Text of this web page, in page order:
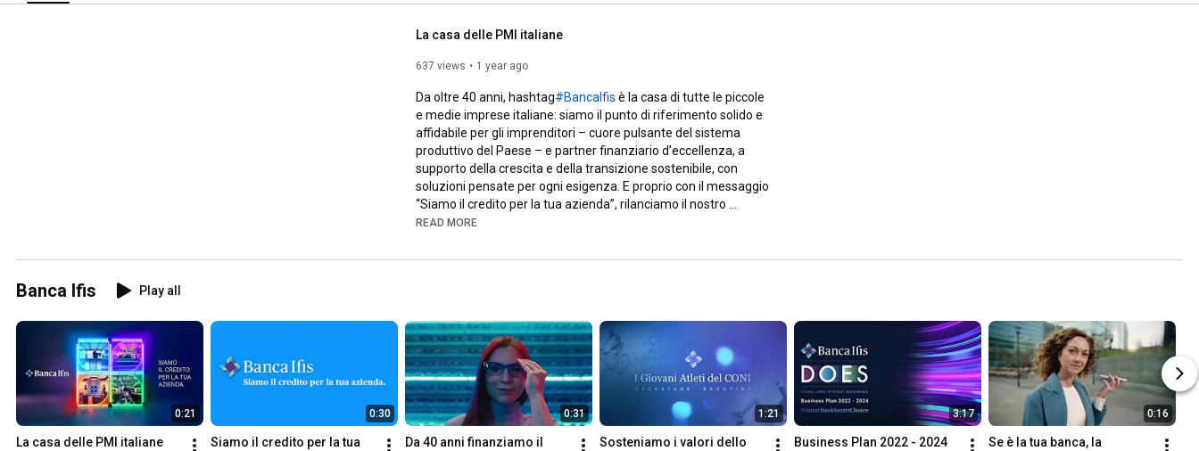
La casa delle PMI italiane
637 views 1 year ago
Da oltre 40 anni, hashtag#BancaIfis è la casa di tutte le piccole
e medie imprese italiane: siamo il punto di riferimento solido e
affidabile per gli imprenditori – cuore pulsante del sistema
produttivo del Paese – e partner finanziario d’eccellenza, a
supporto della crescita e della transizione sostenibile, con
soluzioni pensate per ogni esigenza. E proprio con il messaggio
“Siamo il credito per la tua azienda”, rilanciamo il nostro
impegno quotidiano nel costruire relazioni di valore e percorsi di
Perché il successo più grande è quello delle imprese che
la nuova campagna istituzionale che racconta la nostra
vicinanza all’economia reale del Paese.
Al centro della narrazione vi sono le diverse “stanze” che
rappresentano i vari comparti produttivi del tessuto economico
nazionale: dall’agroalimentare al manifatturiero, dal design
all’innovazione, ogni ambiente racconta le storie di imprenditori
italiani, evidenziandone la forza, l’ingegno e la visione.
READ MORE
Banca Ifis Play all
0:21
La casa delle PMI italiane
0:30
Siamo il credito per la tua
0:31
Da 40 anni finanziamo il
1:21
Sosteniamo i valori dello
3:17
Business Plan 2022 - 2024
0:16
Se è la tua banca, la